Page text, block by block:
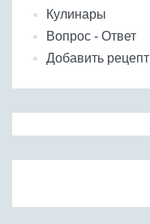
Кулинары
Вопрос - Ответ
Добавить рецепт